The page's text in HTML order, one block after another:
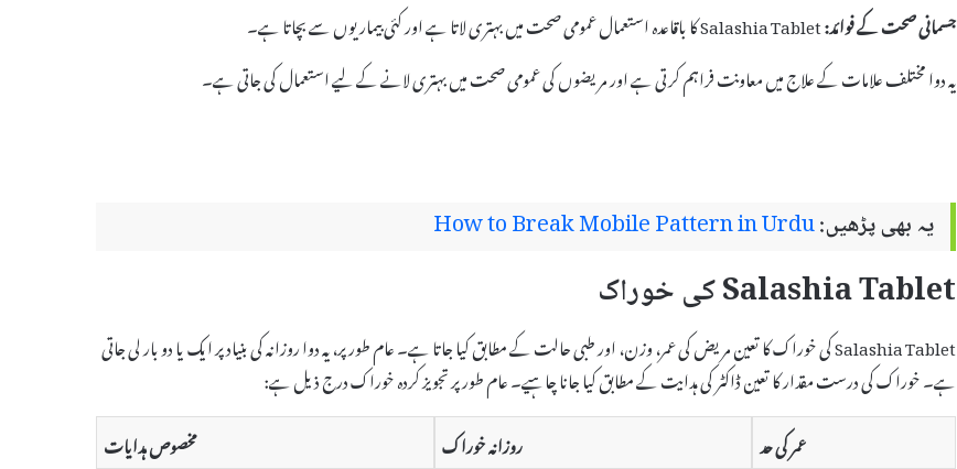
جسمانی صحت کے فوائد:
یہ دوا مختلف علامات کے علاج میں معاونت فراہم کرتی ہے اور مریضوں کی عمومی صحت میں بہتری لانے کے لیے استعمال کی جاتی ہے۔
یہ بھی پڑھیں:How to Break Mobile Pattern in Urdu
Salashia Tablet کی خوراک
Salashia Tablet کی خوراک کا تعین مریض کی عمر، وزن، اور طبی حالت کے مطابق کیا جاتا ہے۔ عام طور پر، یہ دوا روزانہ کی بنیاد پر ایک یا دو بار لی جاتی
ہے۔ خوراک کی درست مقدار کا تعین ڈاکٹر کی ہدایت کے مطابق کیا جانا چاہیے۔ عام طور پر تجویز کردہ خوراک درج ذیل ہے:
عمر کی حد
روزانہ خوراک
مخصوص ہدایات